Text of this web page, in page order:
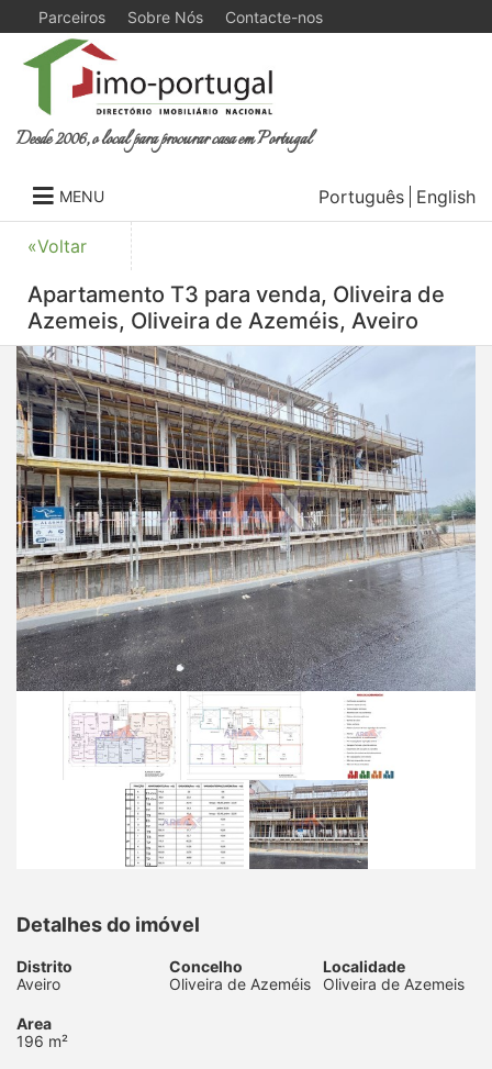
Parceiros Sobre Nós Contacte-nos
Desde 2006, o local para procurar casa em Portugal
MENU Português English
«Voltar
Apartamento T3 para venda, Oliveira de
Azemeis, Oliveira de Azeméis, Aveiro
Detalhes do imóvel
Distrito
Aveiro
Concelho
Oliveira de Azeméis
Localidade
Oliveira de Azemeis
Area
196 m²